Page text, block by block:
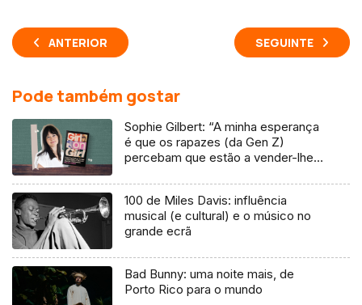
ANTERIOR SEGUINTE
Pode também gostar
Sophie Gilbert: “A minha esperança
é que os rapazes (da Gen Z)
percebam que estão a vender-lhes
100 de Miles Davis: influência
musical (e cultural) e o músico no
grande ecrã
Bad Bunny: uma noite mais, de
Porto Rico para o mundo